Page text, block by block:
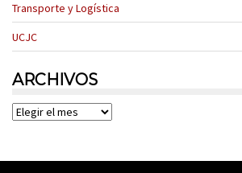
Transporte y Logística
UCJC
ARCHIVOS
Archivos